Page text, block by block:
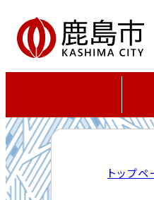
トップペ